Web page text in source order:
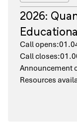
2026:
Call opens:
Call closes:
Announcement
Resources